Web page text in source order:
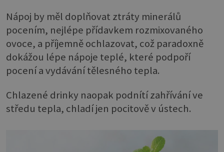
Nápoj by měl doplňovat ztráty minerálů
pocením, nejlépe přídavkem rozmixovaného
ovoce, a příjemně ochlazovat, což paradoxně
dokážou lépe nápoje teplé, které podpoří
pocení a vydávání tělesného tepla.
Chlazené drinky naopak podnítí zahřívání ve
středu tepla, chladí jen pocitově v ústech.